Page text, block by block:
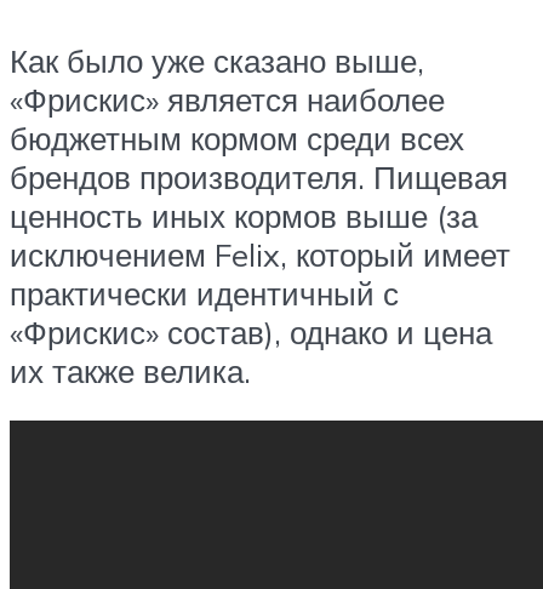
Как было уже сказано выше,
«Фрискис» является наиболее
бюджетным кормом среди всех
брендов производителя. Пищевая
ценность иных кормов выше (за
исключением Felix, который имеет
практически идентичный с
«Фрискис» состав), однако и цена
их также велика.